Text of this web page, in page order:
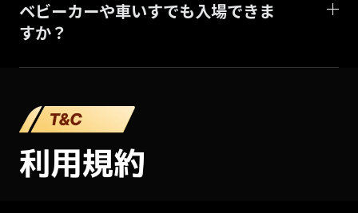
ベビーカーや車いすでも入場できま
すか？